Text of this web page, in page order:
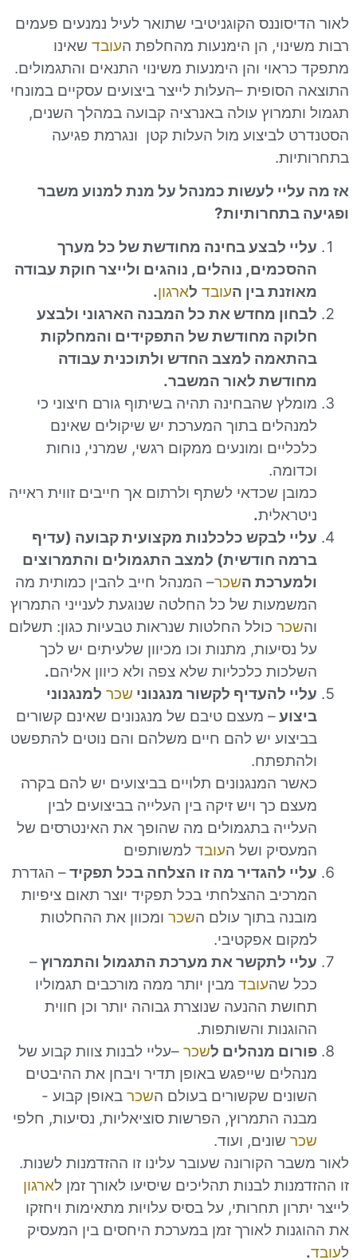
הקוגניטיבי שתואר לעיל נמנעים פעמים
הן הימנעות מהחלפת העובדשאינו
והן הימנעות משינוי התנאים והתגמולים.
–העלות לייצר ביצועים עסקיים במונחי
עולה באנרציה קבועה במהלך השנים,
לביצוע מול העלות קטן ונגרמת פגיעה
לעשות כמנהל על מנת למנוע משבר
בתחרותיות?
לבצע בחינה מחודשת של כל מערך
נוהלים, נוהגים ולייצר חוקת עבודה
בין העובד ל ארגון.
מחדש את כל המבנה הארגוני ולבצע
מחודשת של התפקידים והמחלקות
למצב החדש ולתוכנית עבודה
לאור המשבר.
שהבחינה תהיה בשיתוף גורם חיצוני כי
בתוך המערכת יש שיקולים שאינם
ומונעים ממקום רגשי, שמרני, נוחות
שכדאי לשתף ולרתום אך חייבים זווית ראייה
.
לבקש כלכלנות מקצועית קבועה (עדיף
חודשית) למצב התגמולים והתמרוצים
השכר– המנהל חייב להבין כמותית מה
של כל החלטה שנוגעת לענייני התמרוץ
כולל החלטות שנראות טבעיות כגון: תשלום
מתנות וכו מכיוון שלעיתים יש לכך
כלכליות שלא צפה ולא כיוון אליהם.
להעדיף לקשור מנגנונישכר למנגנוני
– מעצם טיבם של מנגנונים שאינם קשורים
יש להם חיים משלהם והם נוטים להתפשט
המנגנונים תלויים בביצועים יש להם בקרה
כך ויש זיקה בין העלייה בביצועים לבין
בתגמולים מה שהופך את האינטרסים של
ושל העובדלמשותפים
להגדיר מה זו הצלחה בכל תפקיד– הגדרת
ההצלחתי בכל תפקיד יוצר תאום ציפיות
בתוך עולם השכרומכוון את ההחלטות
אפקטיבי.
לתקשר את מערכת התגמול והתמרוץ–
עובדמבין יותר ממה מורכבים תגמוליו
ההנעה שנוצרת גבוהה יותר וכן חווית
והשותפות.
מנהלים לשכר–עליי לבנות צוות קבוע של
שייפגש באופן תדיר ויבחן את ההיבטים
שקשורים בעולם ה שכרבאופן קבוע -
התמרוץ, הפרשות סוציאליות, נסיעות, חלפי
שונים, ועוד.
הקורונה שעובר עלינו זו ההזדמנות לשנות.
לבנות תהליכים שיסיעו לאורך זמן לארגון
תחרותי, על בסיס עלויות מתאימות ויחזקו
לאורך זמן במערכת היחסים בין המעסיק